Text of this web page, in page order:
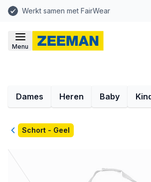
Werkt samen met FairWear
Menu
Dames Heren Baby
TerugSchort - Geel